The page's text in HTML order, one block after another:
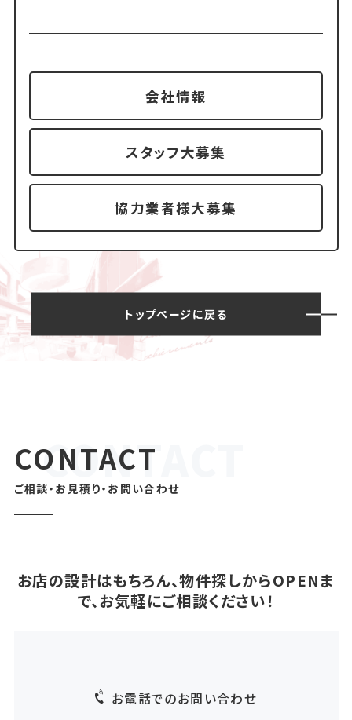
会社情報
スタッフ大募集
協力業者様大募集
トップページに戻る
CONTACT
ご相談・お見積り・お問い合わせ
お店の設計はもちろん、物件探しからOPENま
で、お気軽にご相談ください！
お電話でのお問い合わせ